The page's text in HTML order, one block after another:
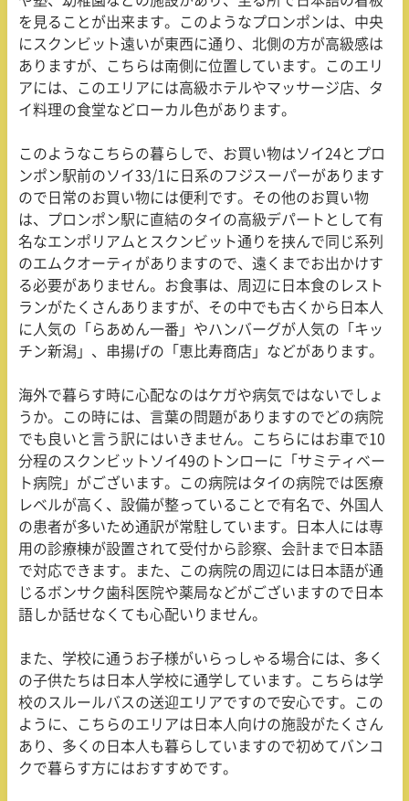
を見ることが出来ます。このようなプロンポンは、中央
にスクンビット遠いが東西に通り、北側の方が高級感は
ありますが、こちらは南側に位置しています。このエリ
アには、このエリアには高級ホテルやマッサージ店、タ
イ料理の食堂などローカル色があります。
このようなこちらの暮らしで、お買い物はソイ24とプロ
ンポン駅前のソイ33/1 に日系のフジスーパーがあります
ので日常のお買い物には便利です。その他のお買い物
は、プロンポン駅に直結のタイの高級デパートとして有
名なエンポリアムとスクンビット通りを挟んで同じ系列
のエムクオーティがありますので、遠くまでお出かけす
る必要がありません。お食事は、周辺に日本食のレスト
ランがたくさんありますが、その中でも古くから日本人
に人気の「らあめん一番」やハンバーグが人気の「キッ
チン新潟」、串揚げの「恵比寿商店」などがあります。
海外で暮らす時に心配なのはケガや病気ではないでしょ
うか。この時には、言葉の問題がありますのでどの病院
でも良いと言う訳にはいきません。こちらにはお車で10
分程のスクンビットソイ49のトンローに「サミティベー
ト病院」がございます。この病院はタイの病院では医療
レベルが高く、設備が整っていることで有名で、外国人
の患者が多いため通訳が常駐しています。日本人には専
用の診療棟が設置されて受付から診察、会計まで日本語
で対応できます。また、この病院の周辺には日本語が通
じるボンサク歯科医院や薬局などがございますので日本
語しか話せなくても心配いりません。
また、学校に通うお子様がいらっしゃる場合には、多く
の子供たちは日本人学校に通学しています。こちらは学
校のスルールバスの送迎エリアですので安心です。この
ように、こちらのエリアは日本人向けの施設がたくさん
あり、多くの日本人も暮らしていますので初めてバンコ
クで暮らす方にはおすすめです。